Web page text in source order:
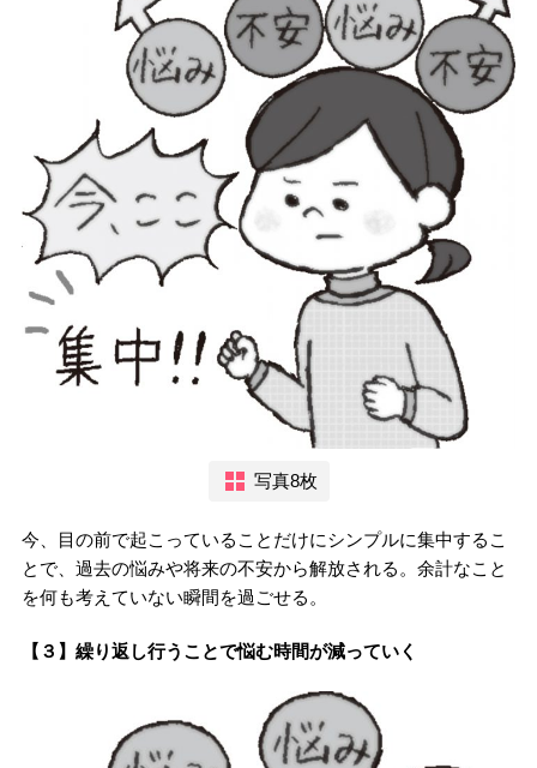
写真8枚
今、目の前で起こっていることだけにシンプルに集中するこ
とで、過去の悩みや将来の不安から解放される。余計なこと
を何も考えていない瞬間を過ごせる。
【３】繰り返し行うことで悩む時間が減っていく